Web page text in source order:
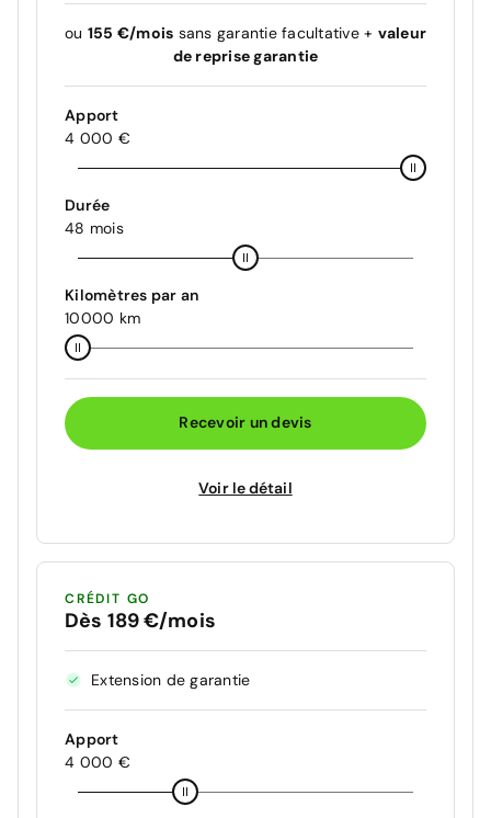
ou 155 €/mois sans garantie facultative + valeur
de reprise garantie
Apport
4 000 €
Durée
48 mois
Kilomètres par an
10000 km
Recevoir un devis
Voir le détail
CRÉDIT GO
Dès 189 €/mois
Extension de garantie
Apport
4 000 €